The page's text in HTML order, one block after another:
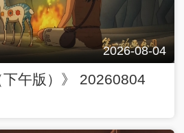
2026-08-04
下午版）》 20260804